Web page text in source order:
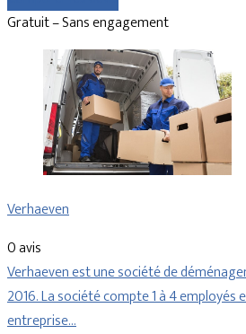
Gratuit – Sans engagement
Verhaeven
0 avis
Verhaeven est une société de
2016. La société compte 1 à 4
entreprise…